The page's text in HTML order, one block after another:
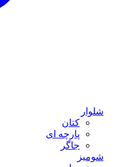
شلوار
کتان
پارچه ای
جاگر
شومیز